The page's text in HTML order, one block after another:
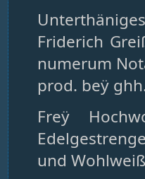
Friderich
numerum
prod. beÿ
Freÿ
und